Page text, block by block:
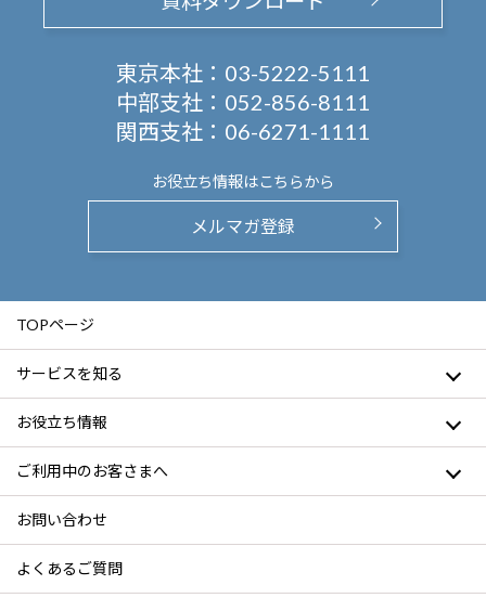
東京本社： 03-5222-5111
中部支社： 052-856-8111
関西支社： 06-6271-1111
お役立ち情報はこちらから
メルマガ登録
TOPページ
サービスを知る
お役立ち情報
ご利用中のお客さまへ
お問い合わせ
よくあるご質問